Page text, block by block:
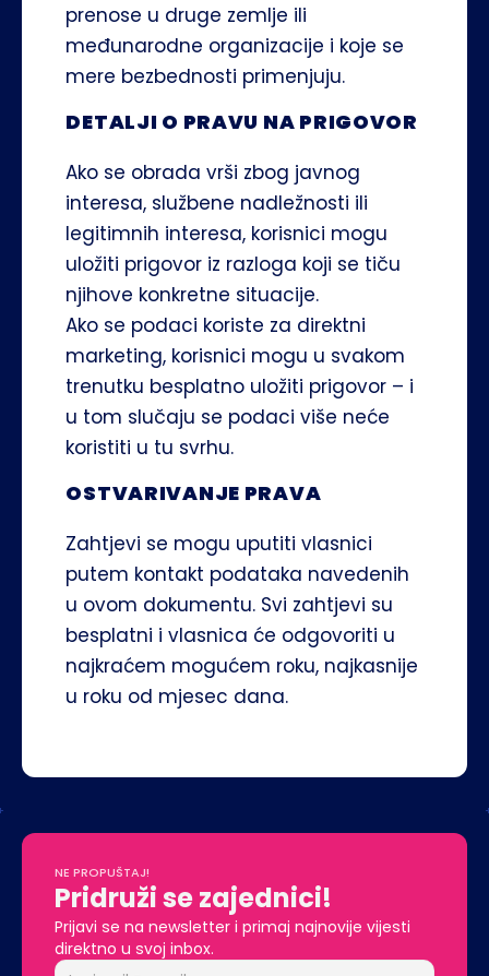
prenose u druge zemlje ili
međunarodne organizacije i koje se
mere bezbednosti primenjuju.
DETALJI O PRAVU NA PRIGOVOR
Ako se obrada vrši zbog javnog
interesa, službene nadležnosti ili
legitimnih interesa, korisnici mogu
uložiti prigovor iz razloga koji se tiču
njihove konkretne situacije.
Ako se podaci koriste za direktni
marketing, korisnici mogu u svakom
trenutku besplatno uložiti prigovor – i
u tom slučaju se podaci više neće
koristiti u tu svrhu.
OSTVARIVANJE PRAVA
Zahtjevi se mogu uputiti vlasnici
putem kontakt podataka navedenih
u ovom dokumentu. Svi zahtjevi su
besplatni i vlasnica će odgovoriti u
najkraćem mogućem roku, najkasnije
u roku od mjesec dana.
NE PROPUŠTAJ!
Pridruži se zajednici!
Prijavi se na newsletter i primaj najnovije vijesti
direktno u svoj inbox.